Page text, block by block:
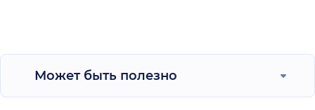
Может быть полезно